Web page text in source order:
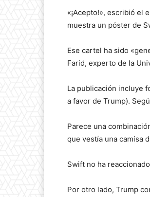
«¡Acepto!», escribió el
muestra un póster de
Ese cartel ha sido
Farid, experto de la
La publicación incluye
a favor de Trump).
Parece una
que vestía una camisa
Swift no ha
Por otro lado, Trump